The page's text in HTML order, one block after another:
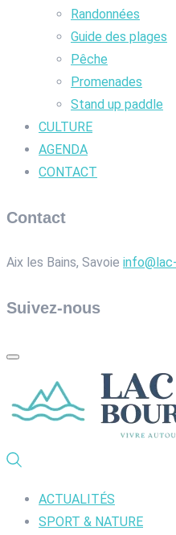
Randonnées
Guide des plages
Pêche
Promenades
Stand up paddle
CULTURE
AGENDA
CONTACT
Contact
Aix les Bains, Savoie
Suivez-nous
ACTUALITÉS
SPORT & NATURE